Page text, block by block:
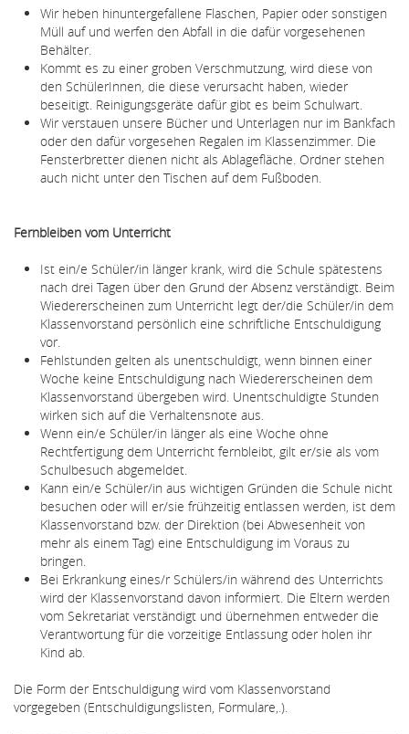
Wir heben hinuntergefallene Flaschen, Papier oder sonstigen
Müll auf und werfen den Abfall in die dafür vorgesehenen
Behälter.
Kommt es zu einer groben Verschmutzung, wird diese von
den SchülerInnen, die diese verursacht haben, wieder
beseitigt. Reinigungsgeräte dafür gibt es beim Schulwart.
Wir verstauen unsere Bücher und Unterlagen nur im Bankfach
oder den dafür vorgesehen Regalen im Klassenzimmer. Die
Fensterbretter dienen nicht als Ablagefläche. Ordner stehen
auch nicht unter den Tischen auf dem Fußboden.
Fernbleiben vom Unterricht
Ist ein/e Schüler/in länger krank, wird die Schule spätestens
nach drei Tagen über den Grund der Absenz verständigt. Beim
Wiedererscheinen zum Unterricht legt der/die Schüler/in dem
Klassenvorstand persönlich eine schriftliche Entschuldigung
vor.
Fehlstunden gelten als unentschuldigt, wenn binnen einer
Woche keine Entschuldigung nach Wiedererscheinen dem
Klassenvorstand übergeben wird. Unentschuldigte Stunden
wirken sich auf die Verhaltensnote aus.
Wenn ein/e Schüler/in länger als eine Woche ohne
Rechtfertigung dem Unterricht fernbleibt, gilt er/sie als vom
Schulbesuch abgemeldet.
Kann ein/e Schüler/in aus wichtigen Gründen die Schule nicht
besuchen oder will er/sie frühzeitig entlassen werden, ist dem
Klassenvorstand bzw. der Direktion (bei Abwesenheit von
mehr als einem Tag) eine Entschuldigung im Voraus zu
bringen.
Bei Erkrankung eines/r Schülers/in während des Unterrichts
wird der Klassenvorstand davon informiert. Die Eltern werden
vom Sekretariat verständigt und übernehmen entweder die
Verantwortung für die vorzeitige Entlassung oder holen ihr
Kind ab.
Die Form der Entschuldigung wird vom Klassenvorstand
vorgegeben (Entschuldigungslisten, Formulare,.).